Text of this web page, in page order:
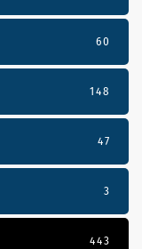
60
148
47
3
443